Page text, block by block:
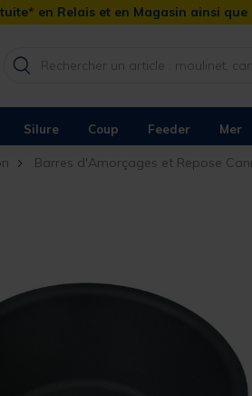
en Relais et en Magasin ainsi
Silure Coup Feeder Mer
Barres d'Amorçages et Repose